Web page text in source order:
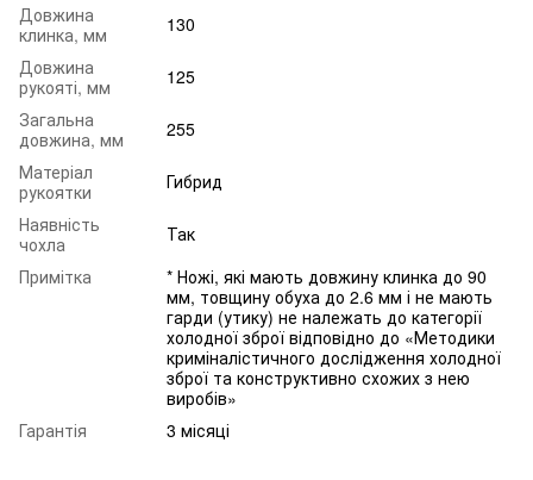
Довжина
клинка, мм
130
Довжина
рукояті, мм
125
Загальна
довжина, мм
255
Матеріал
рукоятки
Гибрид
Наявність
чохла
Так
Примітка
* Ножі, які мають довжину клинка до 90
мм, товщину обуха до 2.6 мм і не мають
гарди (утику) не належать до категорії
холодної зброї відповідно до «Методики
криміналістичного дослідження холодної
зброї та конструктивно схожих з нею
виробів»
Гарантія
3 місяці